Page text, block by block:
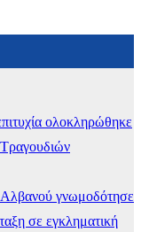
ολοκληρώθηκε
γνωμοδότησε
σε εγκληματική